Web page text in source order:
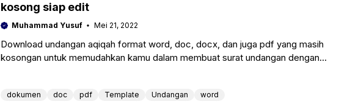
kosong siap edit
Muhammad Yusuf Mei 21, 2022
Download undangan aqiqah format word, doc, docx, dan juga pdf yang masih
kosongan untuk memudahkan kamu dalam membuat surat undangan dengan
dokumen doc pdf Template Undangan word